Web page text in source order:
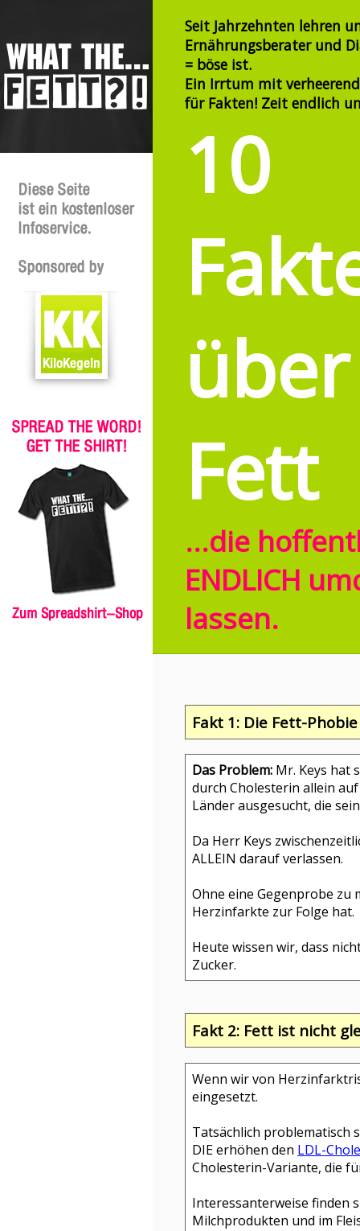
Seit Jahrzehnten lehren
Ernährungsberater und
= böse ist.
Ein Irrtum mit
für Fakten! Zeit endlich
10
über
Fett
...die
ENDLICH
lassen.
Fakt 1: Die Fett-
Das Problem: Mr. Keys hat
durch Cholesterin allein
Länder ausgesucht, die
Da Herr Keys
ALLEIN darauf verlassen.
Ohne eine Gegenprobe zu
Herzinfarkte zur Folge hat.
Heute wissen wir, dass
Zucker.
Fakt 2: Fett ist nicht
Wenn wir von
eingesetzt.
Tatsächlich problematisch
DIE erhöhen den LDL-
Cholesterin-Variante, die
Interessanterweise finden
Milchprodukten und im